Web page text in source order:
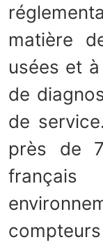
matière
usées et
de
de
près de